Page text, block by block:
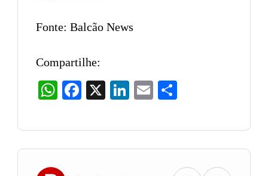
Fonte: Balcão News
Compartilhe:
WhatsAppFacebook LinkedIn
Email